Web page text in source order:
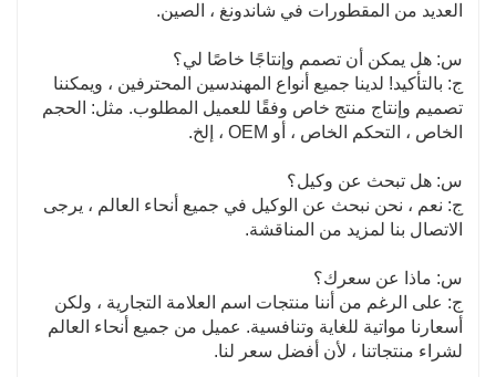
العديد من المقطورات في شاندونغ ، الصين.
س: هل يمكن أن تصمم وإنتاجًا خاصًا لي؟
ج: بالتأكيد! لدينا جميع أنواع المهندسين المحترفين ، ويمكننا
تصميم وإنتاج منتج خاص وفقًا للعميل المطلوب. مثل: الحجم
الخاص ، التحكم الخاص ، أو OEM ، إلخ.
س: هل تبحث عن وكيل؟
ج: نعم ، نحن نبحث عن الوكيل في جميع أنحاء العالم ، يرجى
الاتصال بنا لمزيد من المناقشة.
س: ماذا عن سعرك؟
ج: على الرغم من أننا منتجات اسم العلامة التجارية ، ولكن
أسعارنا مواتية للغاية وتنافسية. عميل من جميع أنحاء العالم
لشراء منتجاتنا ، لأن أفضل سعر لنا.